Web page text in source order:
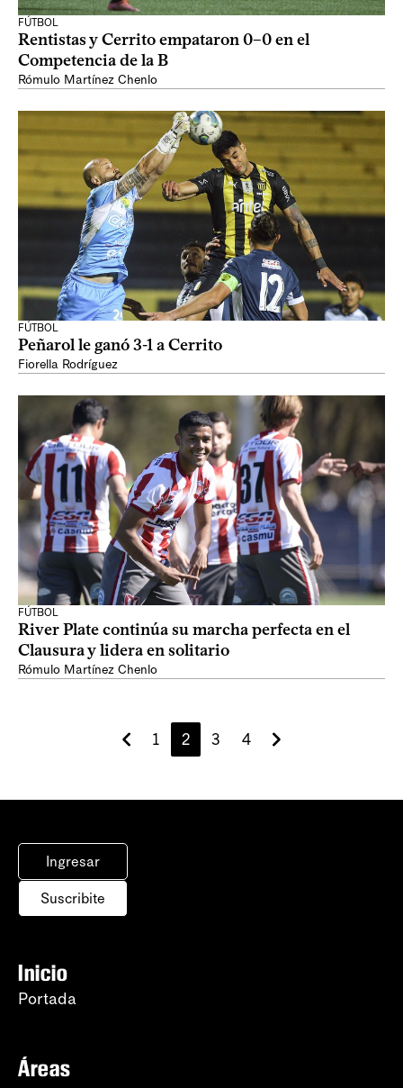
FÚTBOL
Rentistas y Cerrito empataron 0–0 en el
Competencia de la B
Rómulo Martínez Chenlo
FÚTBOL
Peñarol le ganó 3-1 a Cerrito
Fiorella Rodríguez
FÚTBOL
River Plate continúa su marcha perfecta en el
Clausura y lidera en solitario
Rómulo Martínez Chenlo
1 2 3 4
Ingresar
Suscribite
Inicio
Portada
Áreas